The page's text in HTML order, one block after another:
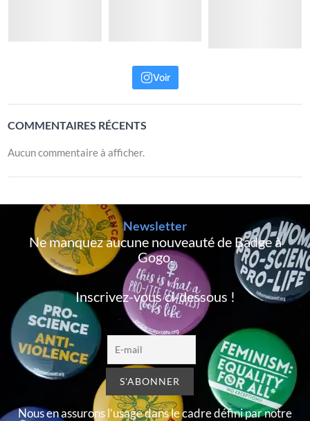
Voir
COMMENTAIRES RÉCENTS
Aucun commentaire à afficher.
Newsletter
Ne manquez aucune nouveauté de Badge à
Gogo,
Inscrivez-vous ci-dessous !
Nous en assurons l’usage dans le cadre défini par notre